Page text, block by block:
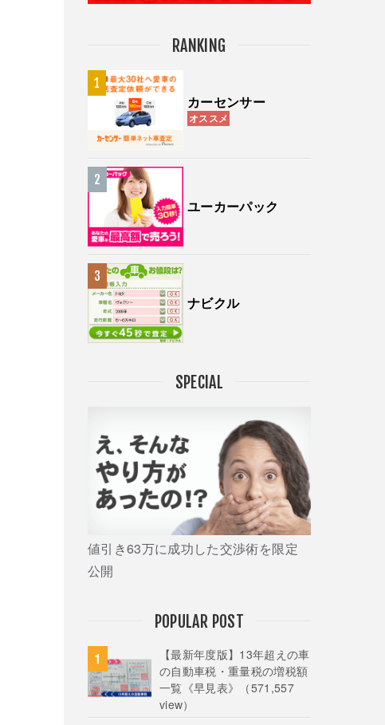
RANKING
カーセンサー
オススメ
ユーカーパック
ナビクル
SPECIAL
値引き63万に成功した交渉術を限定
公開
POPULAR POST
【最新年度版】13年超えの車
の自動車税・重量税の増税額
一覧《早見表》
（571,557
view）